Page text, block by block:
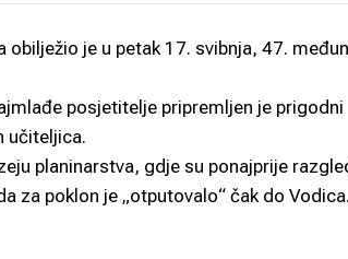
je u petak 17. svibnja, 47.
posjetitelje pripremljen je prigodni
učiteljica.
planinarstva, gdje su ponajprije
za poklon je „otputovalo“ čak do Vodica.